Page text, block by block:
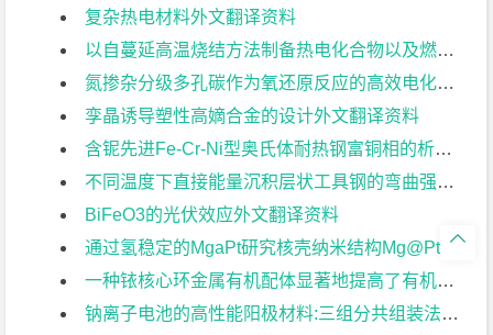
复杂热电材料外文翻译资料
以自蔓延高温烧结方法制备热电化合物以及燃烧合成的新标准外文翻译资料
氮掺杂分级多孔碳作为氧还原反应的高效电化学催化剂的研究外文翻译资料
孪晶诱导塑性高嫡合金的设计外文翻译资料
含铌先进Fe-Cr-Ni型奥氏体耐热钢富铜相的析出强化在超临界电厂的应用外文翻译资料
不同温度下直接能量沉积层状工具钢的弯曲强度外文翻译资料
BiFeO3的光伏效应外文翻译资料
通过氢稳定的MgaPt研究核壳纳米结构Mg@Pt中快速“氢泵”的可视化外文翻译资料
一种铱核心环金属有机配体显著地提高了有机太阳能电池 的光伏性能外文翻译资料
钠离子电池的高性能阳极材料:三组分共组装法制备层次多孔碳外文翻译资料
